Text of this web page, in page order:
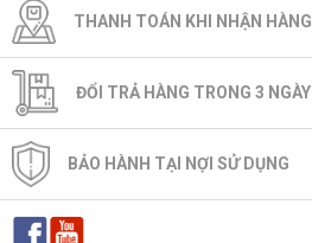
THANH TOÁN KHI NHẬN HÀNG
ĐỔI TRẢ HÀNG TRONG 3 NGÀY
BẢO HÀNH TẠI NỢI SỬ DỤNG